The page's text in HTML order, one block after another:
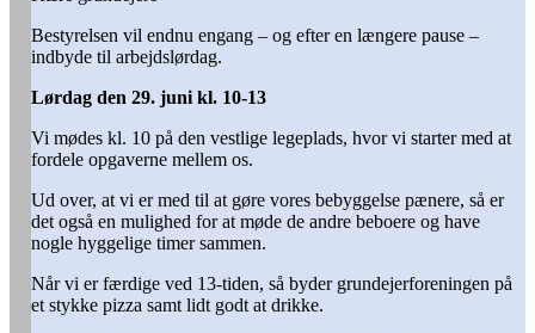
Bestyrelsen vil endnu engang – og efter en længere pause –
indbyde til arbejdslørdag.
Lørdag den 29. juni kl. 10-13
Vi mødes kl. 10 på den vestlige legeplads, hvor vi starter med at
fordele opgaverne mellem os.
Ud over, at vi er med til at gøre vores bebyggelse pænere, så er
det også en mulighed for at møde de andre beboere og have
nogle hyggelige timer sammen.
Når vi er færdige ved 13-tiden, så byder grundejerforeningen på
et stykke pizza samt lidt godt at drikke.